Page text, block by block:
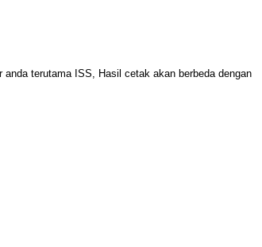
terutama ISS, Hasil cetak akan berbeda dengan